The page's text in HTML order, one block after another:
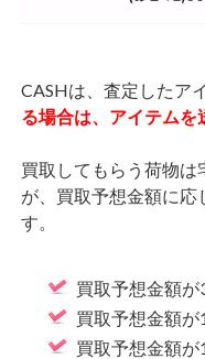
CASHは、査定したア
る場合は、アイテムを
買取してもらう荷物は
が、買取予想金額に応
す。
買取予想金額
買取予想金額
買取予想金額